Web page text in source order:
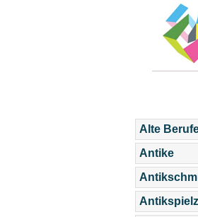
Alte
Antike